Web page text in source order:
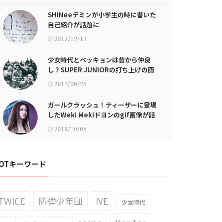
SHINeeテミンが小学生の時に書いた
自己紹介が話題に
2012/12/13
少女時代とベッキョンは昔から仲良
し？SUPER JUNIORの打ち上げの画
像が話題に
2014/06/25
ガールクラッシュ！ティーザーに登場
したWeki Mekiドヨンのgif画像が話
題に2018/10/05
キーワード
防弾少年団 IVE 少女時代